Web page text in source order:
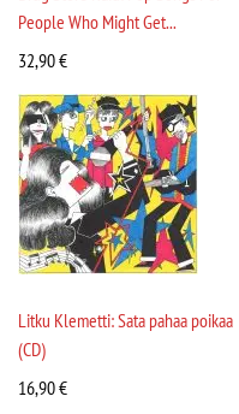
People Who Might Get...
32,90€
Litku Klemetti: Sata pahaa poikaa
(CD)
16,90€